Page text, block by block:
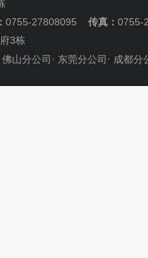
0755-27808095 传真： 0755-
3栋
佛山分公司 · 东莞分公司 · 成都分